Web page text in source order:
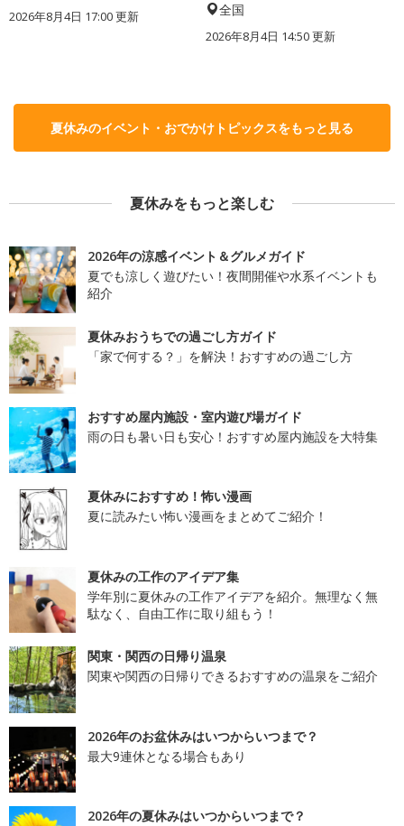
2026年8月4日 17:00更新 全国
2026年8月4日 14:50更新
夏休みのイベント・おでかけトピックスをもっと見る
夏休みをもっと楽しむ
2026年の涼感イベント＆グルメガイド
夏でも涼しく遊びたい！夜間開催や水系イベントも
紹介
夏休みおうちでの過ごし方ガイド
「家で何する？」を解決！おすすめの過ごし方
おすすめ屋内施設・室内遊び場ガイド
雨の日も暑い日も安心！おすすめ屋内施設を大特集
夏休みにおすすめ！怖い漫画
夏に読みたい怖い漫画をまとめてご紹介！
夏休みの工作のアイデア集
学年別に夏休みの工作アイデアを紹介。無理なく無
駄なく、自由工作に取り組もう！
関東・関西の日帰り温泉
関東や関西の日帰りできるおすすめの温泉をご紹介
2026年のお盆休みはいつからいつまで？
最大9連休となる場合もあり
2026年の夏休みはいつからいつまで？